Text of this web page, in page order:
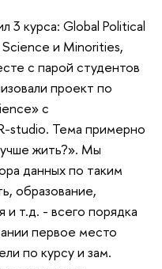
3 курса: Global Political
и Minorities,
с парой студентов
проект по
с
studio. Тема примерно
жить?». Мы
данных по таким
образование,
и т.д. - всего порядка
первое место
по курсу и зам.